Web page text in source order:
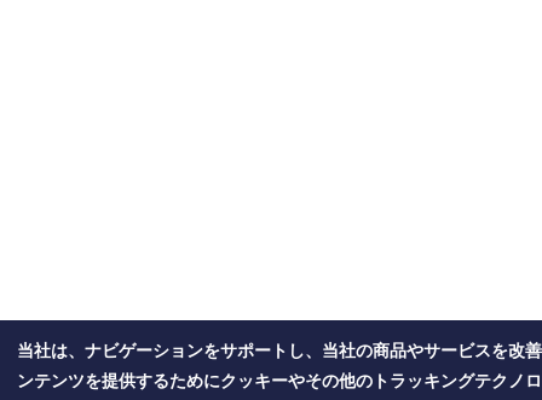
当社は、ナビゲーションをサポートし、当社の商品やサービスを改
ンテンツを提供するためにクッキーやその他のトラッキングテクノ